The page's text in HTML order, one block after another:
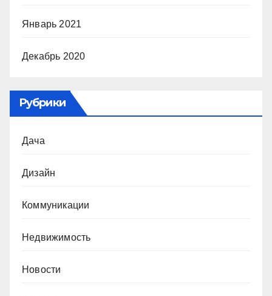
Январь 2021
Декабрь 2020
Рубрики
Дача
Дизайн
Коммуникации
Недвижимость
Новости